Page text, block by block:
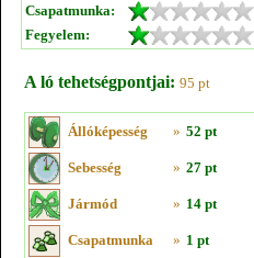
Csapatmunka:
Fegyelem:
A ló tehetségpontjai: 95 pt
Állóképesség » 52 pt
Sebesség » 27 pt
Jármód » 14 pt
Csapatmunka » 1 pt